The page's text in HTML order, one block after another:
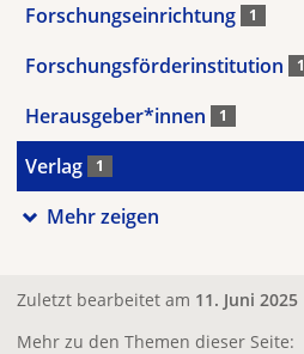
Forschungseinrichtung 1
Forschungsförderinstitution 1
Herausgeber*innen 1
Verlag 1
Mehr zeigen
Zuletzt bearbeitet am 11. Juni 2025
Mehr zu den Themen dieser Seite: